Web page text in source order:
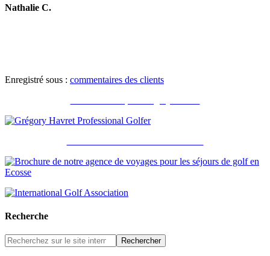
Nathalie C.
Enregistré sous : commentaires des clients
Recherche